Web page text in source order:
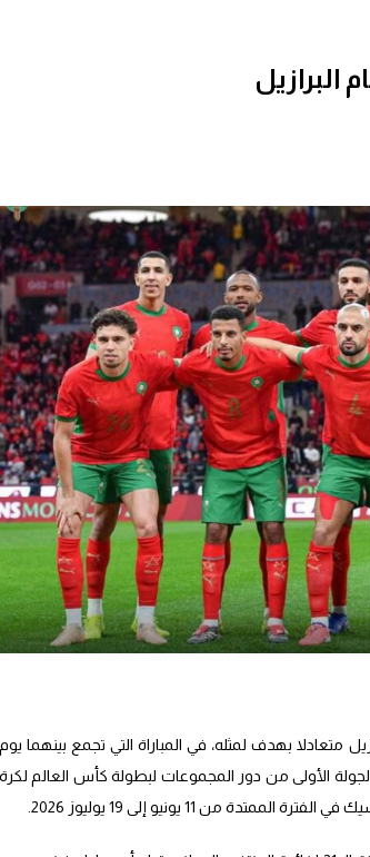
البرازيل
متعادلا بهدف لمثله، في المباراة التي تجمع بينهما يوم
مباريات الجولة الأولى من دور المجموعات لبطولة كأس العالم لكرة
من 11 يونيو إلى 19 يوليوز 2026.